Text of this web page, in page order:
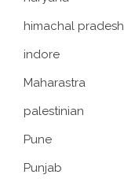
himachal pradesh
indore
Maharastra
palestinian
Pune
Punjab